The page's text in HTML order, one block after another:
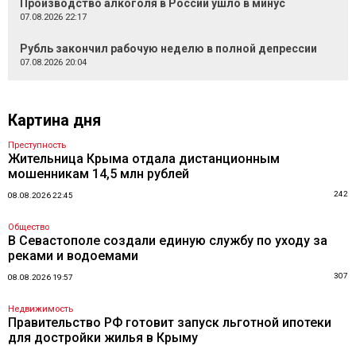
Производство алкоголя в России ушло в минус
07.08.2026 22:17
Рубль закончил рабочую неделю в полной депрессии
07.08.2026 20:04
Картина дня
Преступность
Жительница Крыма отдала дистанционным
мошенникам 14,5 млн рублей
08.08.2026 22:45 242
Общество
В Севастополе создали единую службу по уходу за
реками и водоемами
08.08.2026 19:57 307
Недвижимость
Правительство РФ готовит запуск льготной ипотеки
для достройки жилья в Крыму